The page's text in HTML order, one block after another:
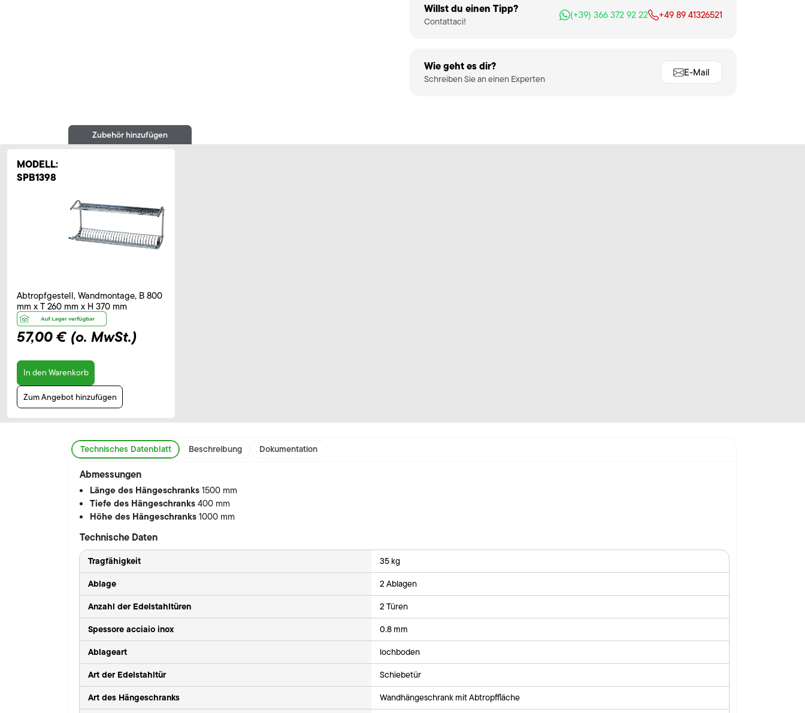
Willst du einen Tipp?
Contattaci!
(+39) 366 372 92 22 +49 89 41326521
Wie geht es dir?
Schreiben Sie an einen Experten
E-Mail
Zubehör hinzufügen
MODELL:
SPB1398
Abtropfgestell, Wandmontage, B 800
mm x T 260 mm x H 370 mm
57,00 € (o. MwSt.)
In den Warenkorb
Zum Angebot hinzufügen
Technisches Datenblatt Beschreibung Dokumentation
Abmessungen
Länge des Hängeschranks1500 mm
Tiefe des Hängeschranks400 mm
Höhe des Hängeschranks1000 mm
Technische Daten
Tragfähigkeit 35 kg
Ablage 2 Ablagen
Anzahl der Edelstahltüren 2 Türen
Spessore acciaio inox 0.8 mm
Ablageart lochboden
Art der Edelstahltür Schiebetür
Art des Hängeschranks Wandhängeschrank mit Abtropffläche